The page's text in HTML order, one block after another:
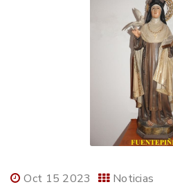
Oct 15 2023 Noticias